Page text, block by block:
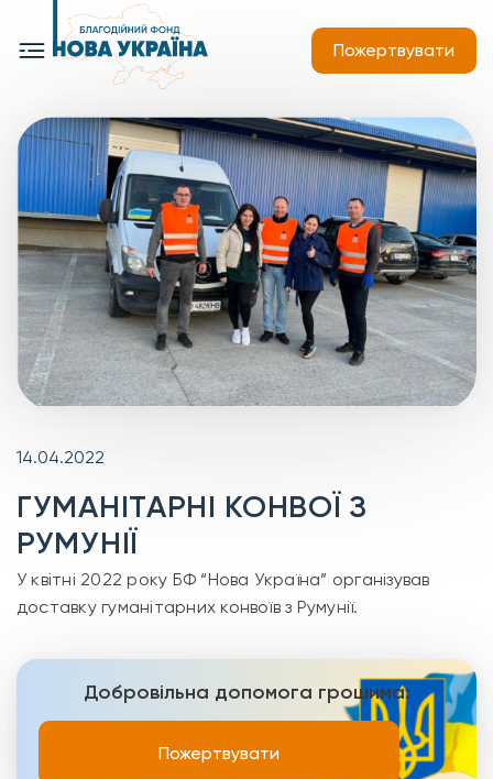
Пожертвувати
14.04.2022
ГУМАНІТАРНІ КОНВОЇ З
РУМУНІЇ
У квітні 2022 року БФ “Нова Україна” організував
доставку гуманітарних конвоїв з Румунії.
Добровільна допомога грошима:
Пожертвувати